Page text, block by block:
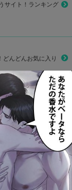
サイト！ランキング
んどんお気に入り
して1タップでラク
BL作品をマイリス
品が丸わかり！